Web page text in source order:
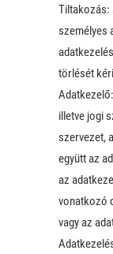
Tiltakozás:
személyes
törlését
illetve jogi
szervezet,
együtt az
az
vonatkozó
vagy az